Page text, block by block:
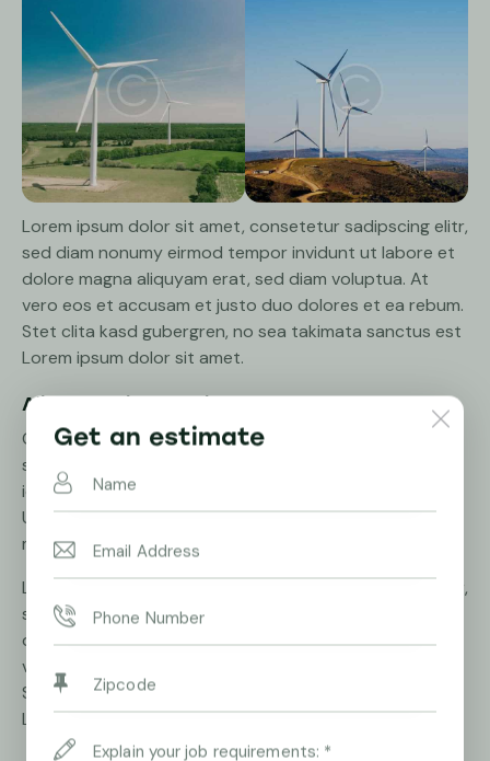
Lorem ipsum dolor sit amet, consetetur sadipscing elitr,
sed diam nonumy eirmod tempor invidunt ut labore et
dolore magna aliquyam erat, sed diam voluptua. At
vero eos et accusam et justo duo dolores et ea rebum.
Stet clita kasd gubergren, no sea takimata sanctus est
Lorem ipsum dolor sit amet.
Aliquam quis lobortis quam
Curabitur pellentesque odio magna, id malesuada arcu
sodales ut. Sed sed quam ut ex bibendum commodo id
id magna. Aliquam sed ligula sed ante blandit volutpat.
Ut bibendum, nisi et mattis vulputate, odio arcu aliquet
metus, nec dapibus risus risus quis lectus.
Lorem ipsum dolor sit amet, consetetur sadipscing elitr,
sed diam nonumy eirmod tempor invidunt ut labore et
dolore magna aliquyam erat, sed diam voluptua. At
vero eos et accusam et justo duo dolores et ea rebum.
Stet clita kasd gubergren, no sea takimata sanctus est
Lorem ipsum dolor sit amet.
Get an estimate